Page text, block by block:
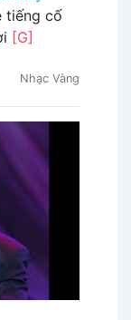
tiếng cố
[G]
Nhạc Vàng